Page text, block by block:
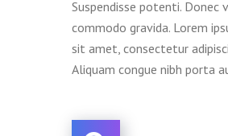
Suspendisse potenti. Donec
commodo gravida. Lorem
sit amet, consectetur
Aliquam congue nibh porta